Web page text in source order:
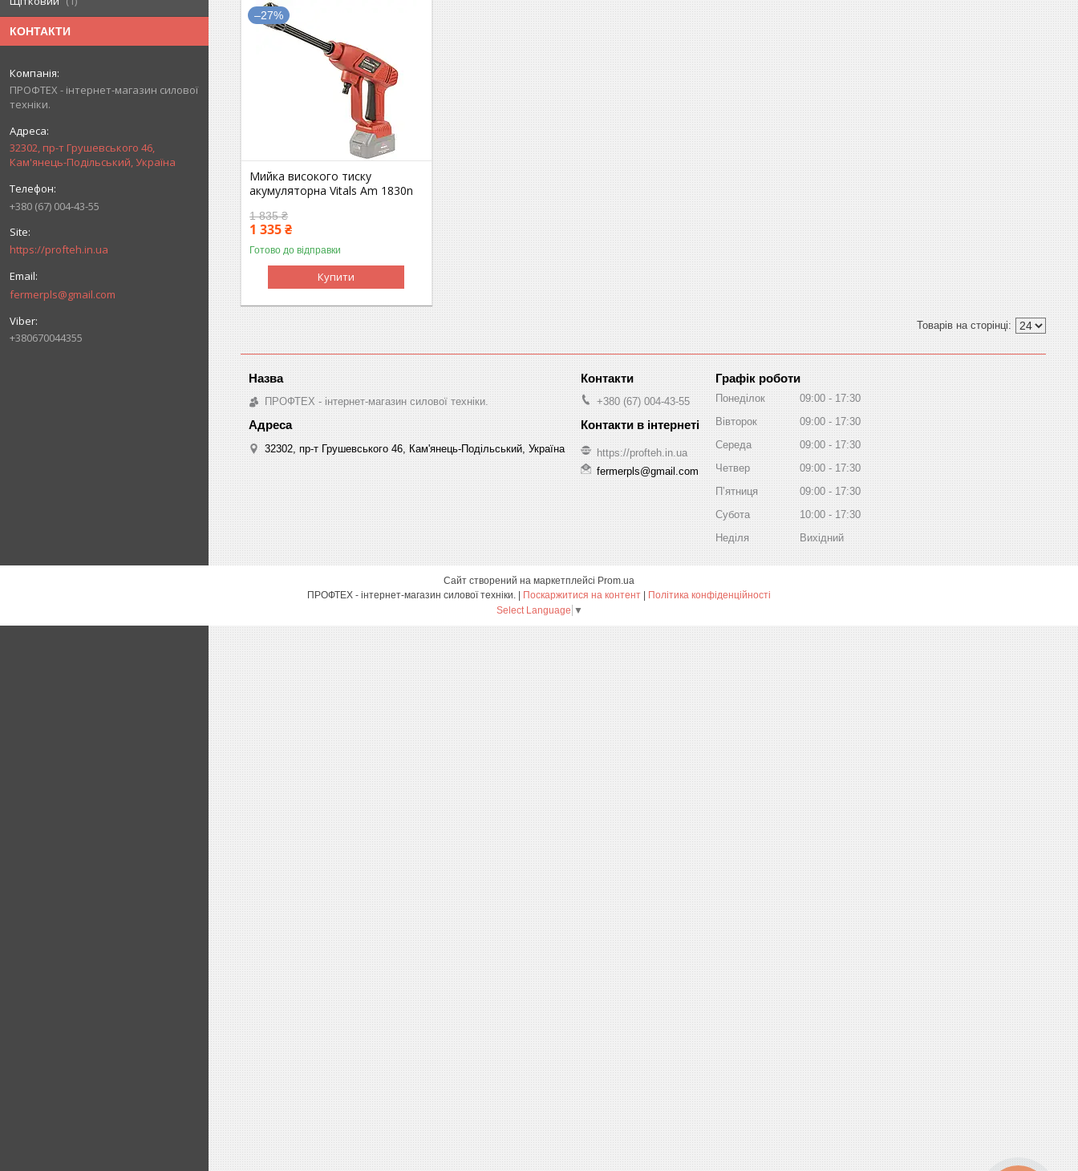
КОНТАКТИ
ПРОФТЕХ - інтернет-магазин силової
техніки.
32302, пр-т Грушевського 46,
Кам'янець-Подільський, Україна
+380 (67) 004-43-55
https://profteh.in.ua
fermerpls@gmail.com
+380670044355
–27%
Мийка високого тиску
акумуляторна Vitals Am 1830n
1 835 ₴
1 335 ₴
Готово до відправки
Купити
ПРОФТЕХ - інтернет-магазин силової техніки.
32302, пр-т Грушевського 46, Кам'янець-Подільський, Україна
+380 (67) 004-43-55
https://profteh.in.ua
fermerpls@gmail.com
Графік роботи
Понеділок 09:00
17:30
Вівторок
09:00
17:30
Середа
09:00
17:30
Четвер
09:00
17:30
Пʼятниця
09:00
17:30
Субота
10:00
17:30
Неділя
Вихідний
Сайт створений на маркетплейсі Prom.ua
Поскаржитися на контент
Політика конфіденційності
Select Language ▼